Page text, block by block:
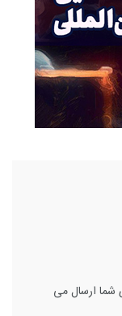
شما ارسال می